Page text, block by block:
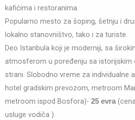
kafićima i restoranima.
Popularno mesto za šoping, šetnju i
lokalno stanovništvo, tako i za turiste.
Deo Istanbula koji je moderniji, sa
atmosferom u poređenju sa istorijskim
strani. Slobodno vreme za individualne
hotel gradskim prevozom, metroom
metroom ispod Bosfora)- 25 evra
usluge vodiča ).